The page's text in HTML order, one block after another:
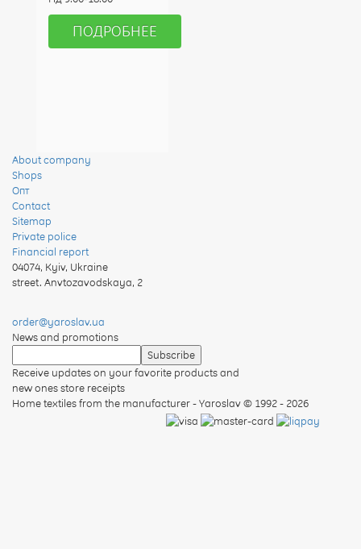
ПОДРОБНЕЕ
About company
Shops
Опт
Contact
Sitemap
Private police
Financial report
04074, Kyiv, Ukraine
street. Anvtozavodskaya, 2
order@yaroslav.ua
News and promotions
Receive updates on your favorite products and
new ones store receipts
Home textiles from the manufacturer - Yaroslav© 1992 - 2026